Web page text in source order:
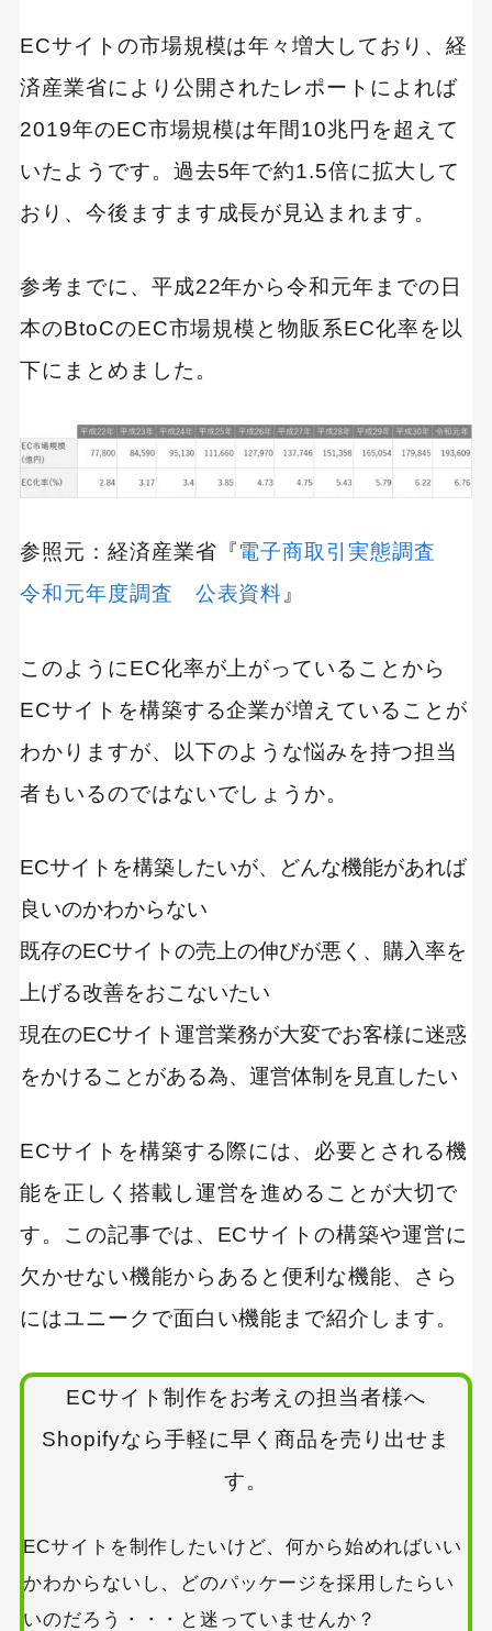
ECサイトの市場規模は年々増大しており、経
済産業省により公開されたレポートによれば
2019年のEC市場規模は年間10兆円を超えて
いたようです。過去5年で約1.5倍に拡大して
おり、今後ますます成長が見込まれます。
参考までに、平成22年から令和元年までの日
本のBtoCのEC市場規模と物販系EC化率を以
下にまとめました。
参照元：経済産業省『電子商取引実態調査
令和元年度調査 公表資料 』
このようにEC化率が上がっていることから
ECサイトを構築する企業が増えていることが
わかりますが、以下のような悩みを持つ担当
者もいるのではないでしょうか。
ECサイトを構築したいが、どんな機能があれば
良いのかわからない
既存のECサイトの売上の伸びが悪く、購入率を
上げる改善をおこないたい
現在のECサイト運営業務が大変でお客様に迷惑
をかけることがある為、運営体制を見直したい
ECサイトを構築する際には、必要とされる機
能を正しく搭載し運営を進めることが大切で
す。この記事では、ECサイトの構築や運営に
欠かせない機能からあると便利な機能、さら
にはユニークで面白い機能まで紹介します。
ECサイト制作をお考えの担当者様へ
Shopifyなら手軽に早く商品を売り出せま
す。
ECサイトを制作したいけど、何から始めればいい
かわからないし、どのパッケージを採用したらい
いのだろう・・・と迷っていませんか？